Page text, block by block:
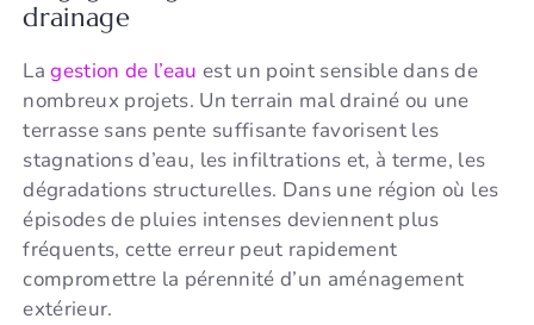
drainage
Lagestion de l’eau est un point sensible dans de
nombreux projets. Un terrain mal drainé ou une
terrasse sans pente suffisante favorisent les
stagnations d’eau, les infiltrations et, à terme, les
dégradations structurelles. Dans une région où les
épisodes de pluies intenses deviennent plus
fréquents, cette erreur peut rapidement
compromettre la pérennité d’un aménagement
extérieur.